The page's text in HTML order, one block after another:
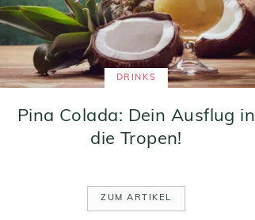
DRINKS
Pina Colada: Dein Ausflug in
die Tropen!
ZUM ARTIKEL